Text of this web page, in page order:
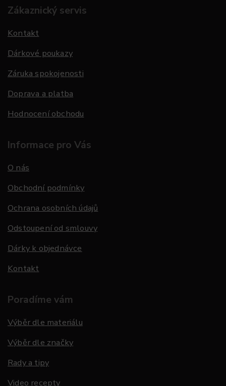
Zákaznický servis
Kontakt
Dárkové poukazy
Záruka spokojenosti
Doprava a platba
Hodnocení obchodu
Informace pro Vás
O nás
Obchodní podmínky
Ochrana osobních údajů
Odstoupení od smlouvy
Dárky k objednávce
Kontakt
Poradíme vám
Výběr dle materiálu
Výběr dle značky
Rady a tipy
Video recepty